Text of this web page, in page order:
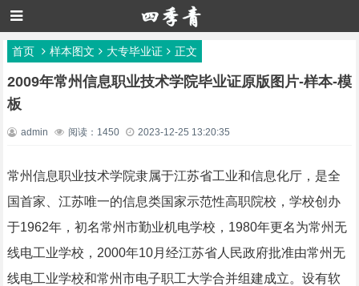
首页 样本图文 大专毕业证 正文
2009年常州信息职业技术学院毕业证原版图片-样本-模
板
admin 阅读：1450 2023-12-25 13:20:35
常州信息职业技术学院隶属于江苏省工业和信息化厅，是全
国首家、江苏唯一的信息类国家示范性高职院校，学校创办
于1962年，初名常州市勤业机电学校，1980年更名为常州无
线电工业学校，2000年10月经江苏省人民政府批准由常州无
线电工业学校和常州市电子职工大学合并组建成立。设有软